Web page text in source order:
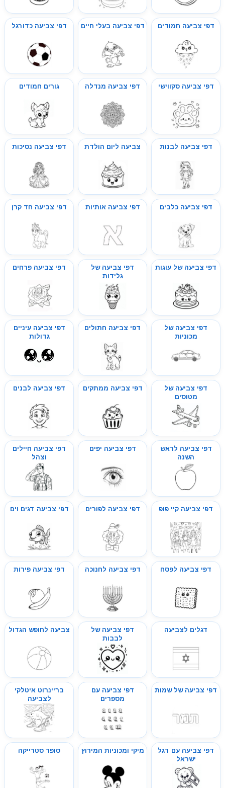
דפי צביעה חמודים דפי צביעה בעלי חיים דפי צביעה כדורגל
דפי צביעה סקווישי דפי צביעה מנדלה גורים חמודים
דפי צביעה לבנות צביעה ליום הולדת דפי צביעה נסיכות
דפי צביעה כלבים דפי צביעה אותיות דפי צביעה חד קרן
דפי צביעה של עוגות
דפי צביעה של
גלידות
דפי צביעה פרחים
דפי צביעה של
מכוניות
דפי צביעה חתולים
דפי צביעה עיניים
גדולות
דפי צביעה של
מטוסים
דפי צביעה ממתקים דפי צביעה לבנים
דפי צביעה לראש
השנה
דפי צביעה יפים
דפי צביעה חיילים
וצהל
דפי צביעה קיי פופ דפי צביעה לפורים דפי צביעה דגים וים
דפי צביעה לפסח דפי צביעה לחנוכה דפי צביעה פירות
דגלים לצביעה
דפי צביעה של
לבבות
צביעה לחופש הגדול
דפי צביעה של שמות
דפי צביעה עם
מספרים
בריינרוט איטלקי
לצביעה
דפי צביעה עם דגל
ישראל
מיקי ומכוניות המירוץ סופר סטרייקה